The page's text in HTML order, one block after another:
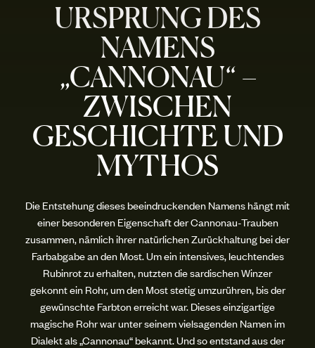
URSPRUNG DES
NAMENS
„CANNONAU“ –
ZWISCHEN
GESCHICHTE UND
MYTHOS
Die Entstehung dieses beeindruckenden Namens hängt mit
einer besonderen Eigenschaft der Cannonau-Trauben
zusammen, nämlich ihrer natürlichen Zurückhaltung bei der
Farbabgabe an den Most. Um ein intensives, leuchtendes
Rubinrot zu erhalten, nutzten die sardischen Winzer
gekonnt ein Rohr, um den Most stetig umzurühren, bis der
gewünschte Farbton erreicht war. Dieses einzigartige
magische Rohr war unter seinem vielsagenden Namen im
Dialekt als „Cannonau“ bekannt. Und so entstand aus der